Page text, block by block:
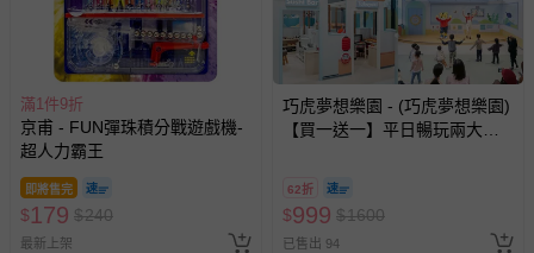
滿1件9折
京甫 - FUN彈珠積分戰遊戲機-
超人力霸王
即將售完
$179 $240
最新上架
巧虎夢想樂園 - (巧虎夢想樂園)
【買一送一】平日暢玩兩大一
2026/10/16 正券逾期視同現金
券使用
62折
$999 $1600
已售出 94